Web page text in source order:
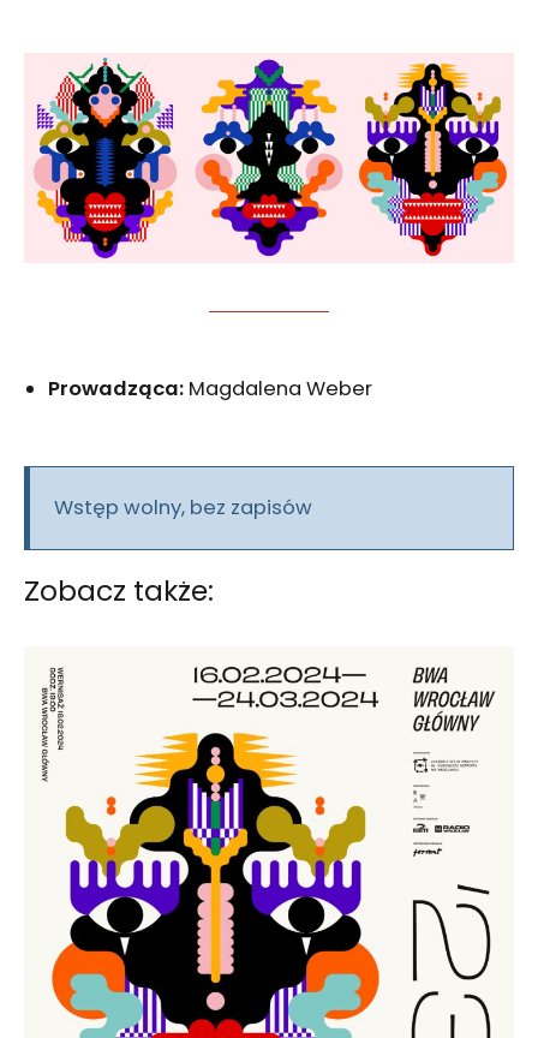
Prowadząca: Magdalena Weber
Wstęp wolny, bez zapisów
Zobacz także: